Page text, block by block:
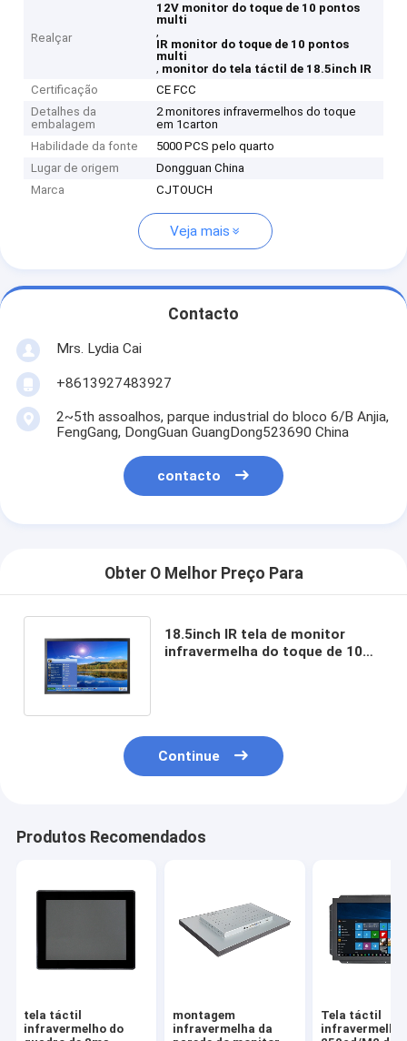
Realçar
12V monitor do toque de 10 pontos
multi
,
IR monitor do toque de 10 pontos
multi
, monitor do tela táctil de 18.5inch IR
Certificação
CE FCC
Detalhes da
embalagem
2 monitores infravermelhos do toque
em 1carton
Habilidade da fonte
5000 PCS pelo quarto
Lugar de origem
Dongguan China
Marca
CJTOUCH
Veja mais
Contacto
Mrs. Lydia Cai
+8613927483927
2~5th assoalhos, parque industrial do bloco 6/B Anjia,
FengGang, DongGuan GuangDong523690 China
contacto
Obter O Melhor Preço Para
18.5inch IR tela de monitor
infravermelha do toque de 10
Continue
Produtos Recomendados
tela táctil
infravermelho do
montagem
infravermelha da
Tela táctil
infravermelho